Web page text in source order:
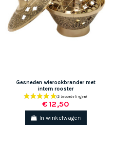
Gesneden wierookbrander met
intern rooster
€ 12,50
In winkelwagen